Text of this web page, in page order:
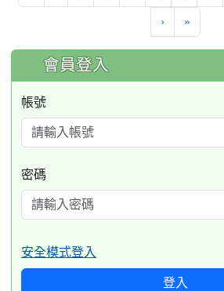
› »
:::
會員登入
帳號
密碼
安全模式登入
登入